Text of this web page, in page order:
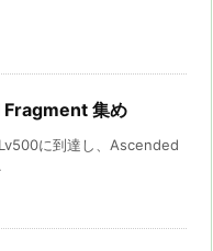
集め
に到達し、Ascended